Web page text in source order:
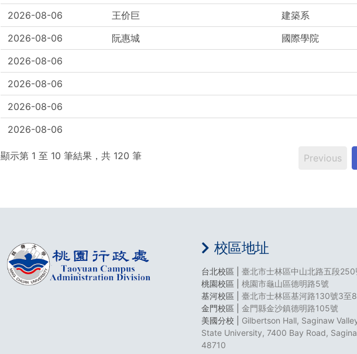
2026-08-06
王价巨
建築系
2026-08-06
阮惠城
國際學院
2026-08-06
2026-08-06
2026-08-06
2026-08-06
顯示第 1 至 10 筆結果，共 120 筆 Previous
校區地址
台北校區 |臺北市士林區中山北路五段250
桃園校區 |桃園市龜山區德明路5號
基河校區 |臺北市士林區基河路130號3至
金門校區 |金門縣金沙鎮德明路105號
美國分校 | Gilbertson Hall, Saginaw
State University, 7400 Bay Road,
48710